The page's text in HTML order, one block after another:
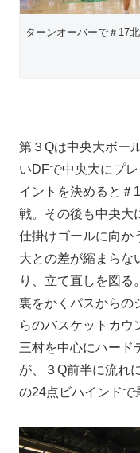
ターンオーバーで＃17
第３Qは中央大ボー
いDFで中央大にプ
イントを決めると＃
戦。その後も中央大
仕掛けゴールに向か
大との差が縮まらな
り、立て直しを図
裏をかくパスからの
らのバスケットカウ
三村を中心にハード
が、３Q前半に流れ
の24点ビハインドで